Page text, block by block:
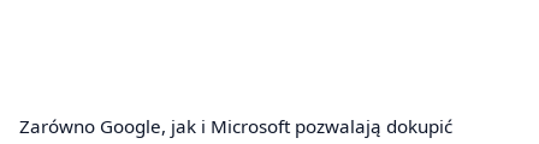
Zarówno Google, jak i Microsoft pozwalają dokupić